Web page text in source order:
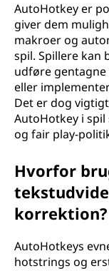
AutoHotkey er
giver dem
makroer og
spil. Spillere kan
udføre
eller
Det er dog
AutoHotkey i
og fair play-
Hvorfor
korrektion?
AutoHotkeys
hotstrings og